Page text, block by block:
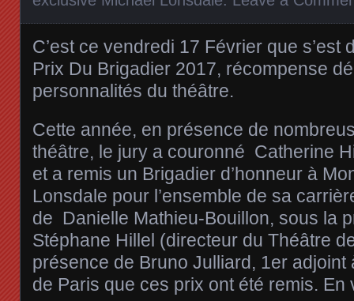
C’est ce vendredi 17 Février que s’est
Prix Du Brigadier 2017, récompense
personnalités du théâtre.
Cette année, en présence de
théâtre, le jury a couronné Catherine
et a remis un Brigadier d’honneur à
Lonsdale pour l’ensemble de sa
de Danielle Mathieu-Bouillon, sous la
Stéphane Hillel (directeur du Théâtre
présence de Bruno Julliard, 1er adjoint
de Paris que ces prix ont été remis.